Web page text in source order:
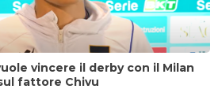
vincere il derby con il Milan
fattore Chivu